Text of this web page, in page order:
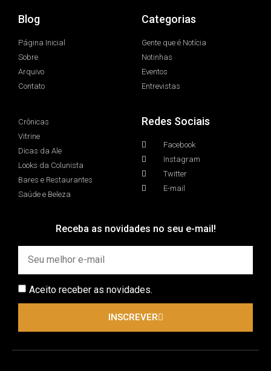
Blog
Página Inicial
Sobre
Arquivo
Contato
Categorias
Gente que é Notícia
Notinhas
Eventos
Entrevistas
Crônicas
Vitrine
Dicas da Ale
Looks da Colunista
Bares e Restaurantes
Saúde e Beleza
Redes Sociais
Facebook
Instagram
Twitter
E-mail
Receba as novidades no seu e-mail!
Aceito receber as novidades.
INSCREVER